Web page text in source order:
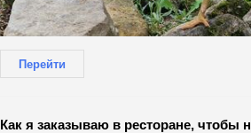
Перейти
Как я заказываю в ресторане, чтобы